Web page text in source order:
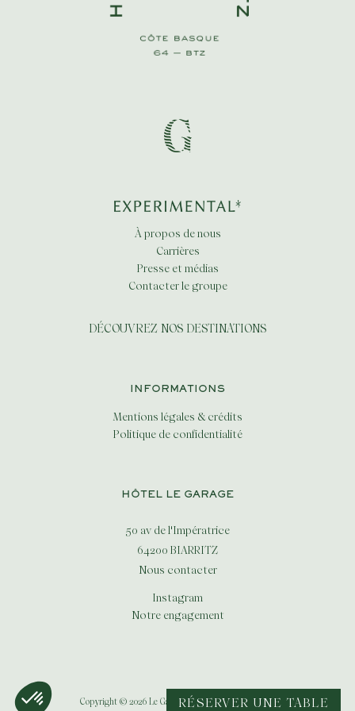
À propos de nous
Carrières
Presse et médias
Contacter le groupe
DÉCOUVREZ NOS DESTINATIONS
INFORMATIONS
Mentions légales & crédits
Politique de confidentialité
HÔTEL LE GARAGE
50 av de l'Impératrice
64200 BIARRITZ
Nous contacter
Instagram
Notre engagement
Copyright © 2026 Le Garage -RéalisationStaffcom.fr .
RÉSERVER UNE TABLE